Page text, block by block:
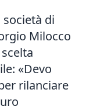
società di
Milocco
«Devo
rilanciare